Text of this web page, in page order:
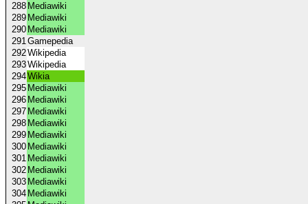
288 Mediawiki
289 Mediawiki
290 Mediawiki
291Gamepedia
292Wikipedia
293Wikipedia
294Wikia
295 Mediawiki
296 Mediawiki
297 Mediawiki
298 Mediawiki
299 Mediawiki
300 Mediawiki
301 Mediawiki
302 Mediawiki
303 Mediawiki
304 Mediawiki